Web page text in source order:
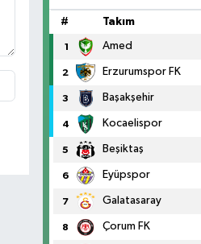
# Takım
1 Amed
2 Erzurumspor FK
3 Başakşehir
4 Kocaelispor
5 Beşiktaş
6 Eyüpspor
7 Galatasaray
8 Çorum FK